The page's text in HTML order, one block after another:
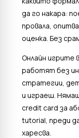
да го накара:
провала,
оценка. Без
Онлайн игрите
работят без
стратегии,
и играеш.
credit card за
tutorial, преди
харесва.